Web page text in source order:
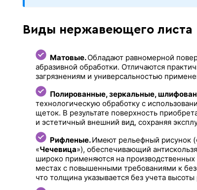
Виды нержавеющего листа
Матовые.Обладают равномерной
абразивной обработки. Отличаются
загрязнениям и универсальностью
Полированные, зеркальные,
технологическую обработку с
щеток. В результате поверхность
и эстетичный внешний вид, сохраняя
Рифленые.Имеют рельефный рисунок
«Чечевица»), обеспечивающий
широко применяются на
местах с повышенными требованиями к
что толщина указывается без учета